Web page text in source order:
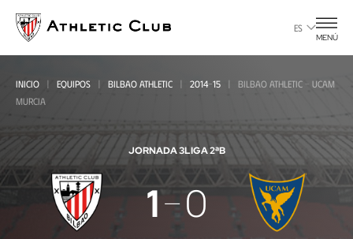
contenido
principal
ES
MENÚ
INICIO EQUIPOS BILBAO ATHLETIC 2014-15
BILBAO ATHLETIC - UCAM
MURCIA
JORNADA 3LIGA 2ªB
Bilbao
Athletic
1 0